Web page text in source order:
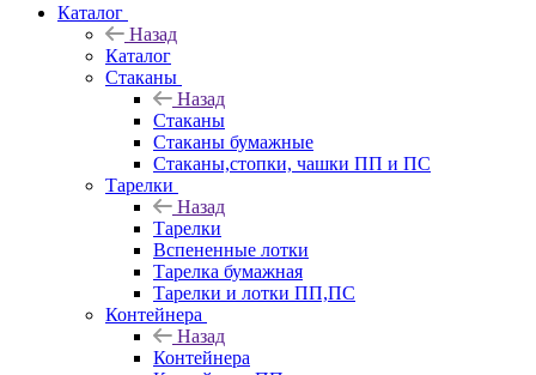
Каталог
Назад
Каталог
Стаканы
Назад
Стаканы
Стаканы бумажные
Стаканы,стопки, чашки ПП и ПС
Тарелки
Назад
Тарелки
Вспененные лотки
Тарелка бумажная
Тарелки и лотки ПП,ПС
Контейнера
Назад
Контейнера